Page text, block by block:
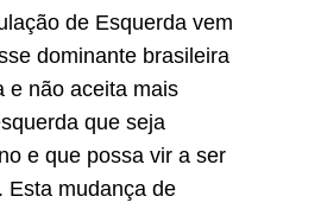
de Esquerda vem
dominante brasileira
e não aceita mais
que seja
e que possa vir a ser
Esta mudança de